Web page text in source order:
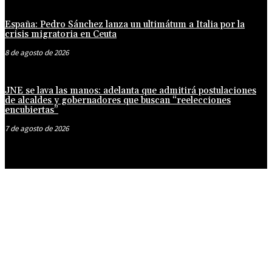
España: Pedro Sánchez lanza un ultimátum a Italia por la
crisis migratoria en Ceuta
8 de agosto de 2026
JNE se lava las manos: adelanta que admitirá postulaciones
de alcaldes y gobernadores que buscan “reelecciones
encubiertas”
7 de agosto de 2026